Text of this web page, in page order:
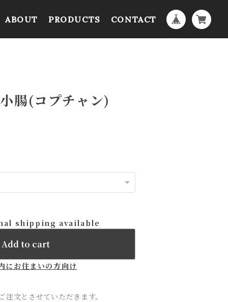
ABOUT PRODUCTS CONTACT
腸(コプチャン)
shipping available
Add to cart
にお住まいの方向け
文とさせていただきます。